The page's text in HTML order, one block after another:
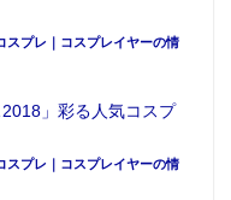
スプレ｜コスプレイヤーの情
2018」彩る人気コスプ
スプレ｜コスプレイヤーの情